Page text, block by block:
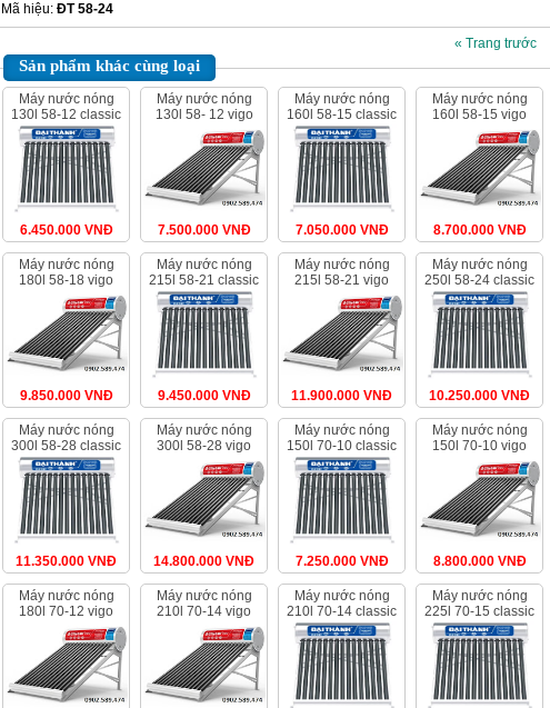
Mã hiệu: ĐT 58-24
« Trang trước
Sản phẩm khác cùng loại
máy nước nóng
130l 58-12 classic
6.450.000 VNĐ
máy nước nóng
130l 58- 12 vigo
7.500.000 VNĐ
máy nước nóng
160l 58-15 classic
7.050.000 VNĐ
máy nước nóng
160l 58-15 vigo
8.700.000 VNĐ
máy nước nóng
180l 58-18 vigo
9.850.000 VNĐ
máy nước nóng
215l 58-21 classic
9.450.000 VNĐ
máy nước nóng
215l 58-21 vigo
11.900.000 VNĐ
máy nước nóng
250l 58-24 classic
10.250.000 VNĐ
máy nước nóng
300l 58-28 classic
11.350.000 VNĐ
máy nước nóng
300l 58-28 vigo
14.800.000 VNĐ
máy nước nóng
150l 70-10 classic
7.250.000 VNĐ
máy nước nóng
150l 70-10 vigo
8.800.000 VNĐ
máy nước nóng
180l 70-12 vigo
máy nước nóng
210l 70-14 vigo
máy nước nóng
210l 70-14 classic
máy nước nóng
225l 70-15 classic